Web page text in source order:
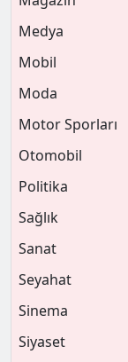
Medya
Mobil
Moda
Motor Sporları
Otomobil
Politika
Sağlık
Sanat
Seyahat
Sinema
Siyaset